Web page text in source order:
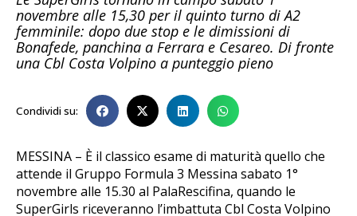
novembre alle 15,30 per il quinto turno di A2
femminile: dopo due stop e le dimissioni di
Bonafede, panchina a Ferrara e Cesareo. Di fronte
una Cbl Costa Volpino a punteggio pieno
Condividi su:
MESSINA – È il classico esame di maturità quello che
attende il Gruppo Formula 3 Messina sabato 1°
novembre alle 15.30 al PalaRescifina, quando le
SuperGirls riceveranno l’imbattuta Cbl Costa Volpino